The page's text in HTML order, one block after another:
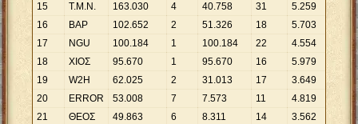
15
Τ.Μ.Ν. 163.030 4 40.758 31 5.259
16
ΒAΡ 102.652 2 51.326 18 5.703
17
NGU 100.184 1 100.184 22 4.554
18
ΧΙΟΣ 95.670 1 95.670 16 5.979
19
W2H 62.025 2 31.013 17 3.649
20
ERROR 53.008 7 7.573 11 4.819
21
ΘΕΟΣ 49.863 6 8.311 14 3.562